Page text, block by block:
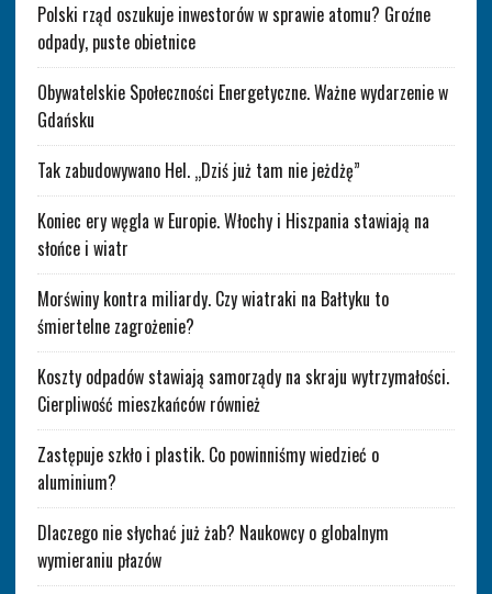
Polski rząd oszukuje inwestorów w sprawie atomu? Groźne
odpady, puste obietnice
Obywatelskie Społeczności Energetyczne. Ważne wydarzenie w
Gdańsku
Tak zabudowywano Hel. „Dziś już tam nie jeżdżę”
Koniec ery węgla w Europie. Włochy i Hiszpania stawiają na
słońce i wiatr
Morświny kontra miliardy. Czy wiatraki na Bałtyku to
śmiertelne zagrożenie?
Koszty odpadów stawiają samorządy na skraju wytrzymałości.
Cierpliwość mieszkańców również
Zastępuje szkło i plastik. Co powinniśmy wiedzieć o
aluminium?
Dlaczego nie słychać już żab? Naukowcy o globalnym
wymieraniu płazów